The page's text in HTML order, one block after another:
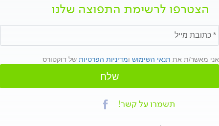
הצטרפו לרשימת התפוצה שלנו
אני מאשר/ת את תנאי השימוש ומדיניות הפרטיות של דוקטורס
שלח
תשמרו על קשר!